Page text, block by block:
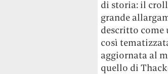
di storia: il
grande
descritto come
così
aggiornata al
quello di